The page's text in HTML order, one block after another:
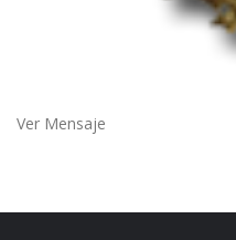
Ver Mensaje